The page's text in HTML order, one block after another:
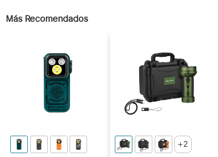
Más Recomendados
2